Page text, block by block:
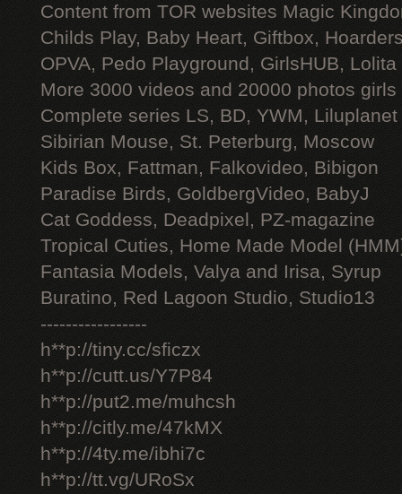
Content from TOR websites Magic
Childs Play, Baby Heart, Giftbox,
OPVA, Pedo Playground, GirlsHUB, Lolita
More 3000 videos and 20000 photos
Complete series LS, BD, YWM, Liluplanet
Sibirian Mouse, St. Peterburg, Moscow
Kids Box, Fattman, Falkovideo, Bibigon
Paradise Birds, GoldbergVideo, BabyJ
Cat Goddess, Deadpixel, PZ-magazine
Tropical Cuties, Home Made Model
Fantasia Models, Valya and Irisa, Syrup
Buratino, Red Lagoon Studio, Studio13
-----------------
h**p://tiny.cc/sficzx
h**p://cutt.us/Y7P84
h**p://put2.me/muhcsh
h**p://citly.me/47kMX
h**p://4ty.me/ibhi7c
h**p://tt.vg/URoSx